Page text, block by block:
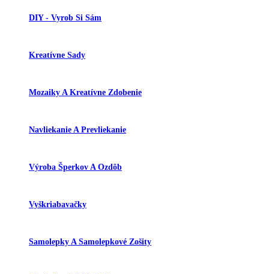
DIY - Vyrob Si Sám
Kreatívne Sady
Mozaiky A Kreatívne Zdobenie
Navliekanie A Prevliekanie
Výroba Šperkov A Ozdôb
Vyškriabavačky
Samolepky A Samolepkové Zošity